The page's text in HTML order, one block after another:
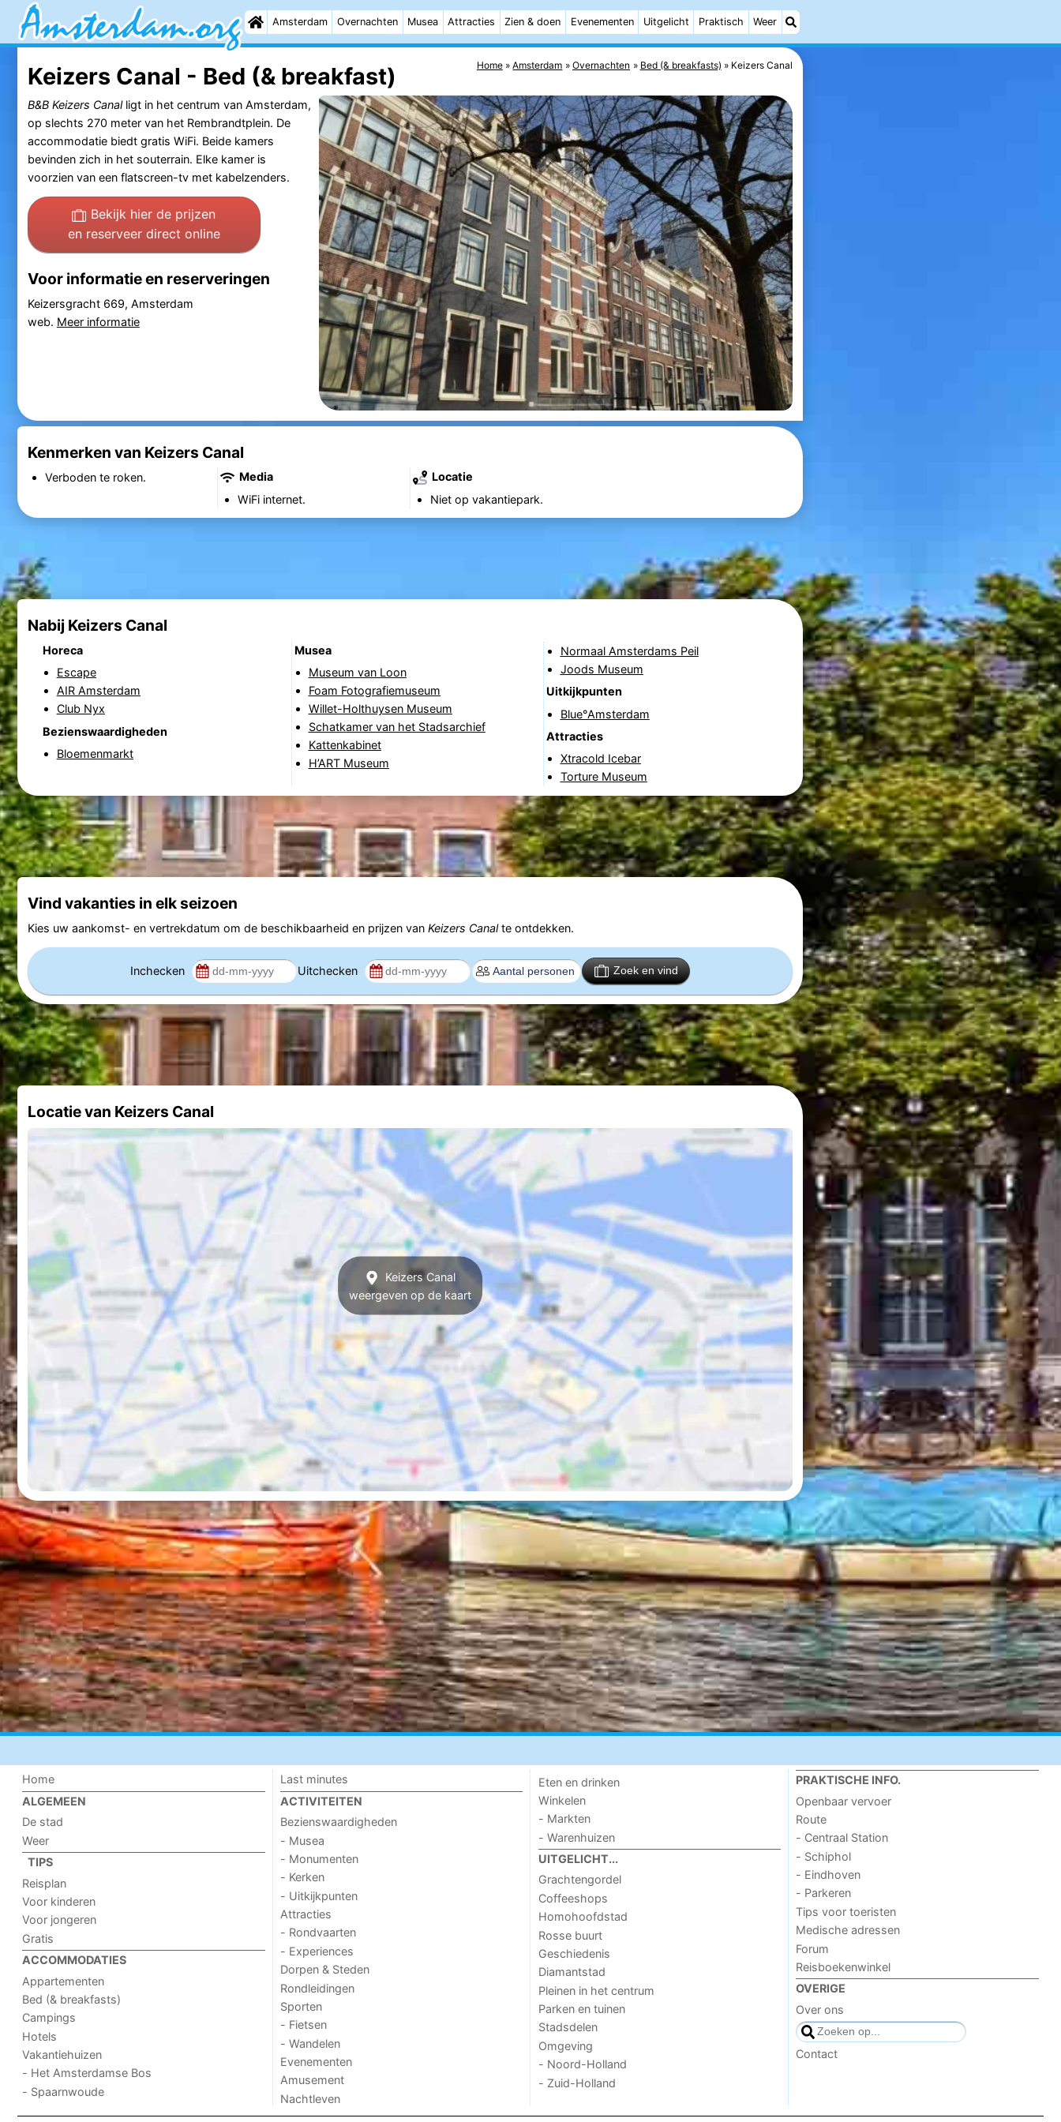
Amsterdam Overnachten Musea Attracties Zien & doen Evenementen Uitgelicht Praktisch Weer
Home Amsterdam Overnachten Bed (& breakfasts) Keizers Canal
Keizers Canal - Bed (& breakfast)
B&B Keizers Canalligt in het centrum van Amsterdam,
op slechts 270 meter van het Rembrandtplein. De
accommodatie biedt gratis WiFi. Beide kamers
bevinden zich in het souterrain. Elke kamer is
voorzien van een flatscreen-tv met kabelzenders.
Bekijk hier de prijzen
en reserveer direct online
Voor informatie en reserveringen
Keizersgracht 669, Amsterdam
web. Meer informatie
Kenmerken van Keizers Canal
Verboden te roken.
Media
WiFi internet.
Locatie
Niet op vakantiepark.
Nabij Keizers Canal
Horeca
Escape
AIR Amsterdam
Club Nyx
Bezienswaardigheden
Bloemenmarkt
Musea
Museum van Loon
Foam Fotografiemuseum
Willet-Holthuysen Museum
Schatkamer van het Stadsarchief
Kattenkabinet
H’ART Museum
Normaal Amsterdams Peil
Joods Museum
Uitkijkpunten
Blue°Amsterdam
Attracties
Xtracold Icebar
Torture Museum
Vind vakanties in elk seizoen
Kies uw aankomst- en vertrekdatum om de beschikbaarheid en prijzen van Keizers Canalte ontdekken.
Inchecken Uitchecken Zoek en vind
Locatie van Keizers Canal
Keizers Canal
weergeven op de kaart
Home
ALGEMEEN
De stad
Weer
TIPS
Reisplan
Voor kinderen
Voor jongeren
Gratis
ACCOMMODATIES
Appartementen
Bed (& breakfasts)
Campings
Hotels
Vakantiehuizen
- Het Amsterdamse Bos
- Spaarnwoude
Last minutes
ACTIVITEITEN
Bezienswaardigheden
- Musea
- Monumenten
- Kerken
- Uitkijkpunten
Attracties
- Rondvaarten
- Experiences
Dorpen & Steden
Rondleidingen
Sporten
- Fietsen
- Wandelen
Evenementen
Amusement
Nachtleven
Eten en drinken
Winkelen
- Markten
- Warenhuizen
UITGELICHT...
Grachtengordel
Coffeeshops
Homohoofdstad
Rosse buurt
Geschiedenis
Diamantstad
Pleinen in het centrum
Parken en tuinen
Stadsdelen
Omgeving
- Noord-Holland
- Zuid-Holland
PRAKTISCHE INFO.
Openbaar vervoer
Route
- Centraal Station
- Schiphol
- Eindhoven
- Parkeren
Tips voor toeristen
Medische adressen
Forum
Reisboekenwinkel
OVERIGE
Over ons
Contact